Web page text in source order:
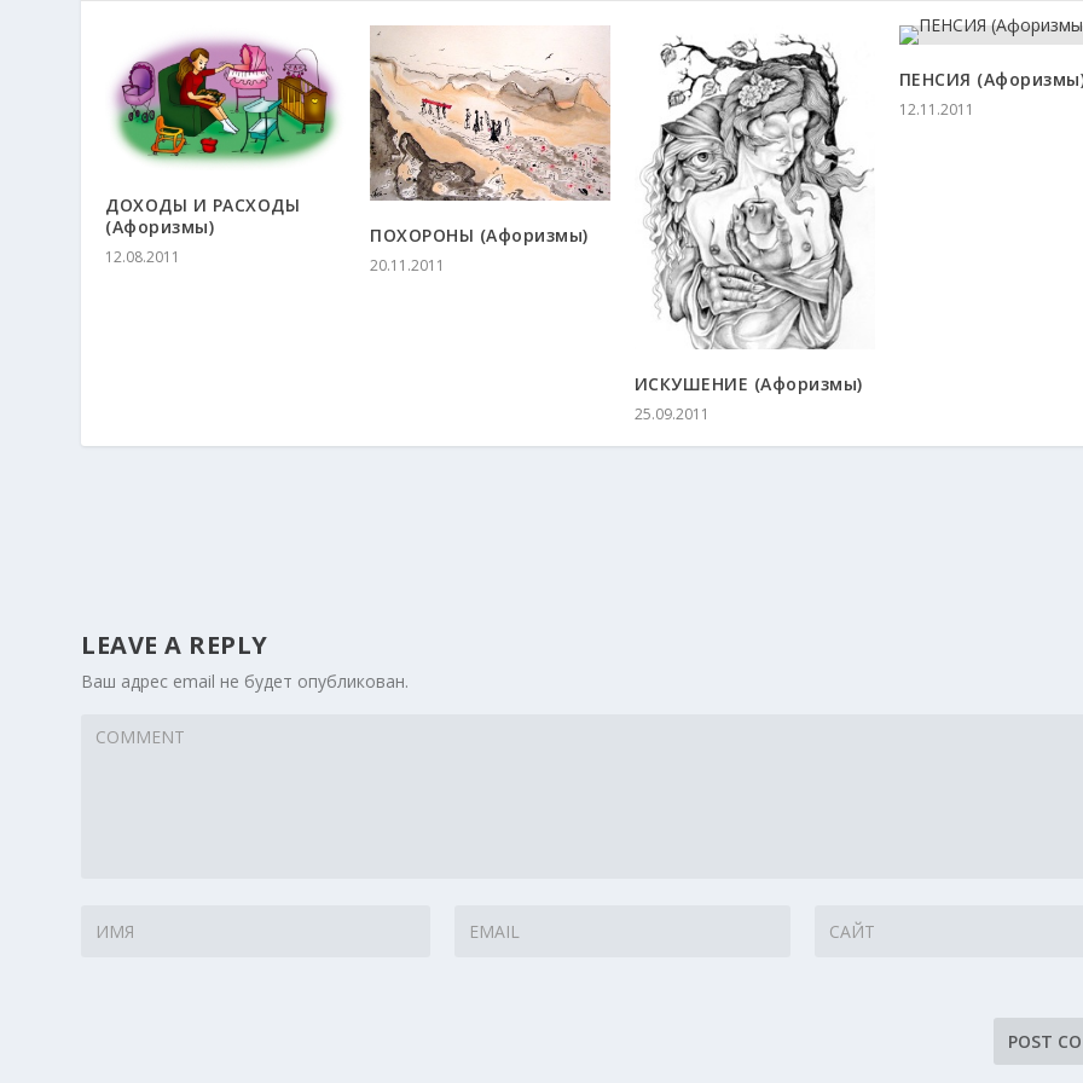
ДОХОДЫ И РАСХОДЫ
(Афоризмы)
12.08.2011
ПОХОРОНЫ (Афоризмы)
20.11.2011
ИСКУШЕНИЕ (Афоризмы)
25.09.2011
ПЕНСИЯ
12.11.2011
LEAVE A REPLY
Ваш адрес email не будет опубликован.